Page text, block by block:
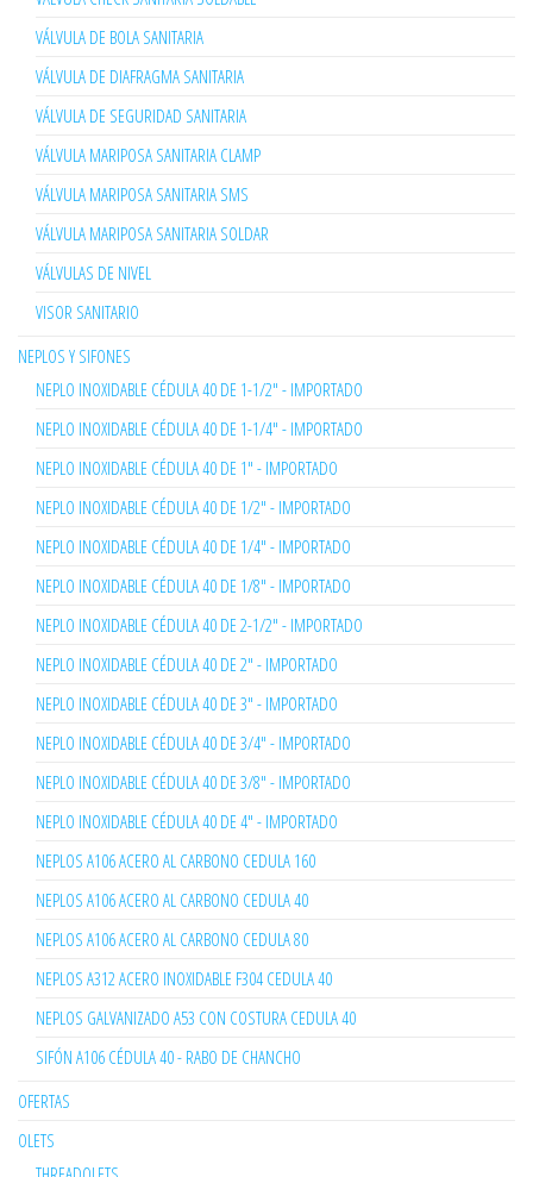
VÁLVULA DE BOLA SANITARIA
VÁLVULA DE DIAFRAGMA SANITARIA
VÁLVULA DE SEGURIDAD SANITARIA
VÁLVULA MARIPOSA SANITARIA CLAMP
VÁLVULA MARIPOSA SANITARIA SMS
VÁLVULA MARIPOSA SANITARIA SOLDAR
VÁLVULAS DE NIVEL
VISOR SANITARIO
NEPLOS Y SIFONES
NEPLO INOXIDABLE CÉDULA 40 DE 1-1/2" - IMPORTADO
NEPLO INOXIDABLE CÉDULA 40 DE 1-1/4" - IMPORTADO
NEPLO INOXIDABLE CÉDULA 40 DE 1" - IMPORTADO
NEPLO INOXIDABLE CÉDULA 40 DE 1/2" - IMPORTADO
NEPLO INOXIDABLE CÉDULA 40 DE 1/4" - IMPORTADO
NEPLO INOXIDABLE CÉDULA 40 DE 1/8" - IMPORTADO
NEPLO INOXIDABLE CÉDULA 40 DE 2-1/2" - IMPORTADO
NEPLO INOXIDABLE CÉDULA 40 DE 2" - IMPORTADO
NEPLO INOXIDABLE CÉDULA 40 DE 3" - IMPORTADO
NEPLO INOXIDABLE CÉDULA 40 DE 3/4" - IMPORTADO
NEPLO INOXIDABLE CÉDULA 40 DE 3/8" - IMPORTADO
NEPLO INOXIDABLE CÉDULA 40 DE 4" - IMPORTADO
NEPLOS A106 ACERO AL CARBONO CEDULA 160
NEPLOS A106 ACERO AL CARBONO CEDULA 40
NEPLOS A106 ACERO AL CARBONO CEDULA 80
NEPLOS A312 ACERO INOXIDABLE F304 CEDULA 40
NEPLOS GALVANIZADO A53 CON COSTURA CEDULA 40
SIFÓN A106 CÉDULA 40 - RABO DE CHANCHO
OFERTAS
OLETS